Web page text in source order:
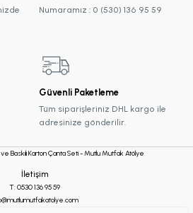
Numaramız : 0 (530) 136 95 59
Güvenli Paketleme
Tüm siparişleriniz DHL kargo ile
adresinize gönderilir.
İletişim
T: 0530 136 95 59